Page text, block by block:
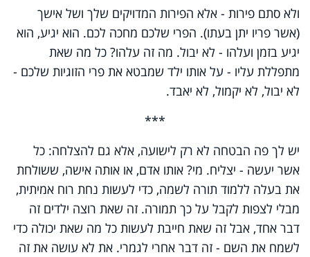
ולא סתם פירות - אלא הפירות המדויקים שלך ושל אישך
(אשר פריו יתן בעתו). הפרי שלכם מחכה לכם. הוא יגיע, הוא
יגיע בזמן ועלהו - לא יבול. מה זה עלהו? כל מה שאת
מתפללת עליו - על אותו ילד שמבטא את פרי הזוגיות שלכם -
לא יבול, לא יקמול, לא יאבד.
***
יש לך פה הבטחה לא רק לישועה, אלא גם להצלחה: כל
אשר יעשה - יצליח. מי? אותו אדם, או אותה אישה, ששולחת
את בעלה ללמוד תורה לשמה, כדי לעשות נחת רוח אמיתית,
מבלי לצפות לקבל על כך תמורה. זה שאת רוצה ילדים זה
דבר אחד, אבל זה שאת חייבת לעשות כל מה שאת יכולה כדי
לשמח את השם - זה דבר אחרי לגמרי. את לא עושה את זה